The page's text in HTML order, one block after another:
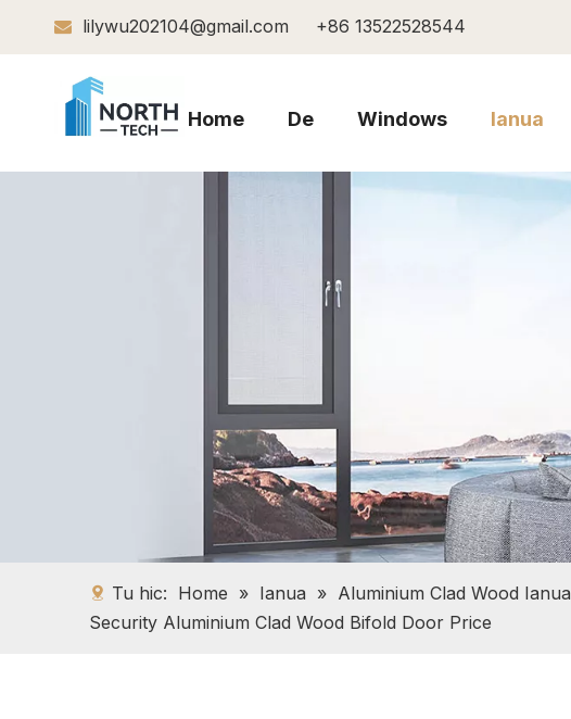
 lilywu202104@gmail.com +86 13522528544
Home De Windows Ianua
Tu hic: Home » Ianua » Aluminium Clad Wood Ianua
Security Aluminium Clad Wood Bifold Door Price